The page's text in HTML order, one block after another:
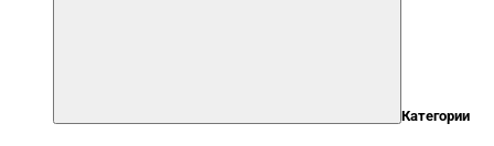
Категории